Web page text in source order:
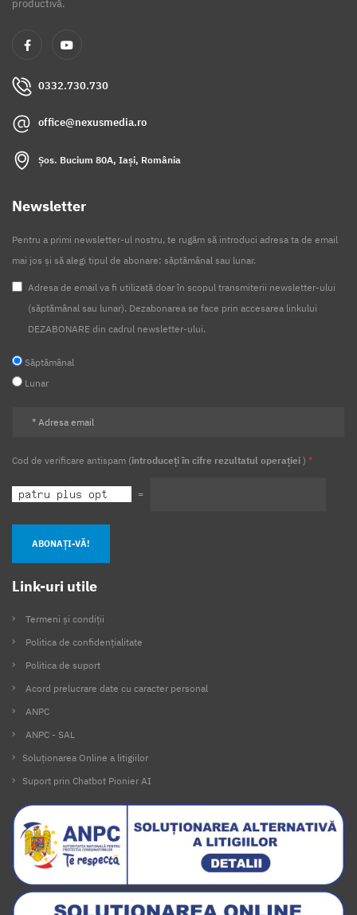
productivă.
0332.730.730
office@nexusmedia.ro
Șos. Bucium 80A, Iași, România
Newsletter
Pentru a primi newsletter-ul nostru, te rugăm să introduci adresa ta de email
mai jos și să alegi tipul de abonare: săptămânal sau lunar.
Adresa de email va fi utilizată doar în scopul transmiterii newsletter-ului
(săptămânal sau lunar). Dezabonarea se face prin accesarea linkului
DEZABONARE din cadrul newsletter-ului.
Săptămânal
Lunar
Cod de verificare antispam (introduceți în cifre rezultatul operației ) *
=
ABONAȚI-VĂ!
Link-uri utile
Termeni și condiții
Politica de confidențialitate
Politica de suport
Acord prelucrare date cu caracter personal
ANPC
ANPC - SAL
Soluționarea Online a litigiilor
Suport prin Chatbot Pionier AI